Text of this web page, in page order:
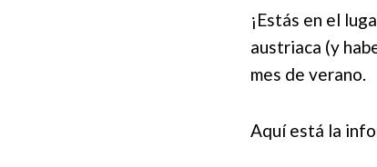
¡Estás en el
austriaca (y
mes de verano.
Aquí está la